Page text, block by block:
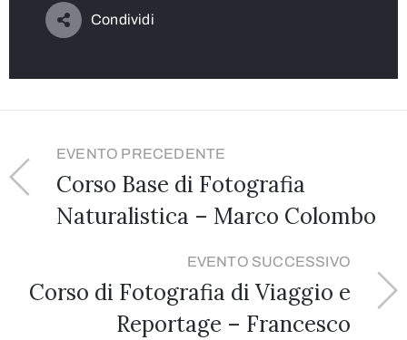
Condividi
EVENTO PRECEDENTE
Corso Base di Fotografia
Naturalistica – Marco Colombo
EVENTO SUCCESSIVO
Corso di Fotografia di Viaggio e
Reportage – Francesco